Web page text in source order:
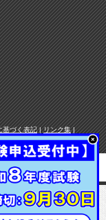
基づく表記
リンク集
ら】